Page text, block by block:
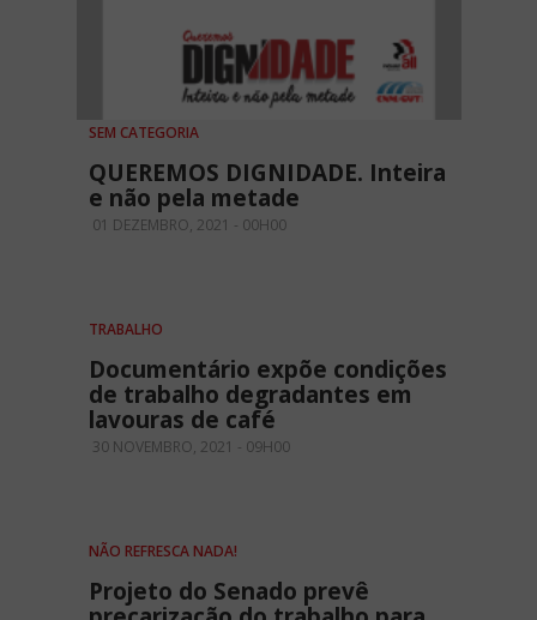
SEM CATEGORIA
QUEREMOS DIGNIDADE. Inteira
e não pela metade
01 DEZEMBRO, 2021 - 00H00
TRABALHO
Documentário expõe condições
de trabalho degradantes em
lavouras de café
30 NOVEMBRO, 2021 - 09H00
NÃO REFRESCA NADA!
Projeto do Senado prevê